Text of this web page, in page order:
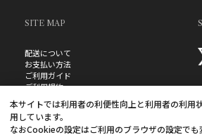
SITE MAP
配送について
お支払い方法
ご利用ガイド
ご利用規約
プライバシーポリシー
よくあるご質問
特定商取引法に基づく表記
本サイトでは利用者の利便性向上と利用者の利用
用しています。
なおCookieの設定はご利用のブラウザの設定で